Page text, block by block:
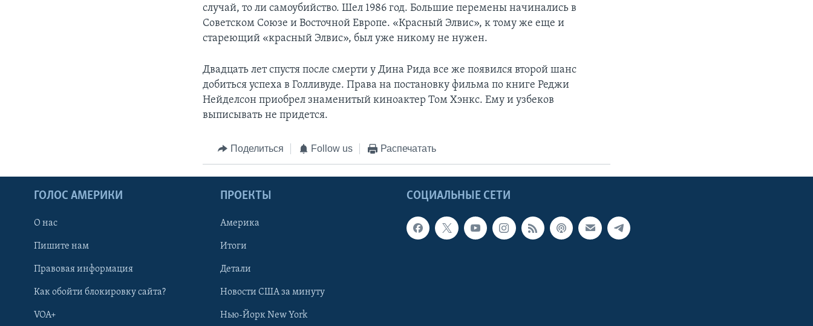
случай, то ли самоубийство. Шел 1986 год. Большие перемены начинались в
Советском Союзе и Восточной Европе. «Красный Элвис», к тому же еще и
стареющий «красный Элвис», был уже никому не нужен.
Двадцать лет спустя после смерти у Дина Рида все же появился второй шанс
добиться успеха в Голливуде. Права на постановку фильма по книге Реджи
Нейделсон приобрел знаменитый киноактер Том Хэнкс. Ему и узбеков
выписывать не придется.
Поделиться Follow us Распечатать
СОЦИАЛЬНЫЕ СЕТИ
ГОЛОС АМЕРИКИ
О нас
Пишите нам
Правовая информация
Как обойти блокировку сайта?
VOA+
ПРОЕКТЫ
Америка
Итоги
Детали
Новости США за минуту
Нью-Йорк New York